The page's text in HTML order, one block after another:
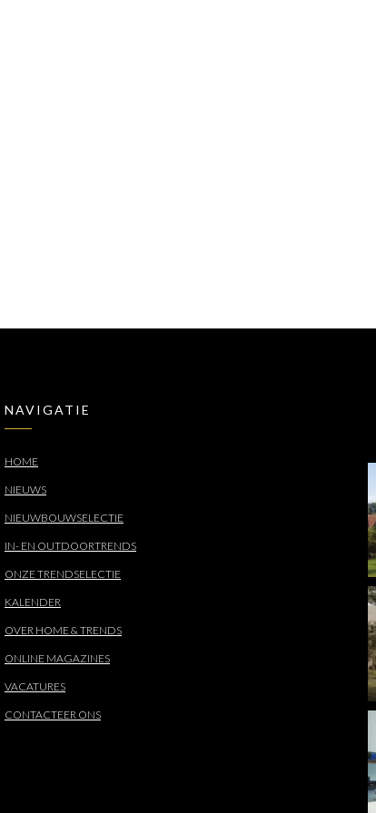
NAVIGATIE
HOME
NIEUWS
NIEUWBOUWSELECTIE
IN- EN OUTDOORTRENDS
ONZE TRENDSELECTIE
KALENDER
OVER HOME & TRENDS
ONLINE MAGAZINES
VACATURES
CONTACTEER ONS